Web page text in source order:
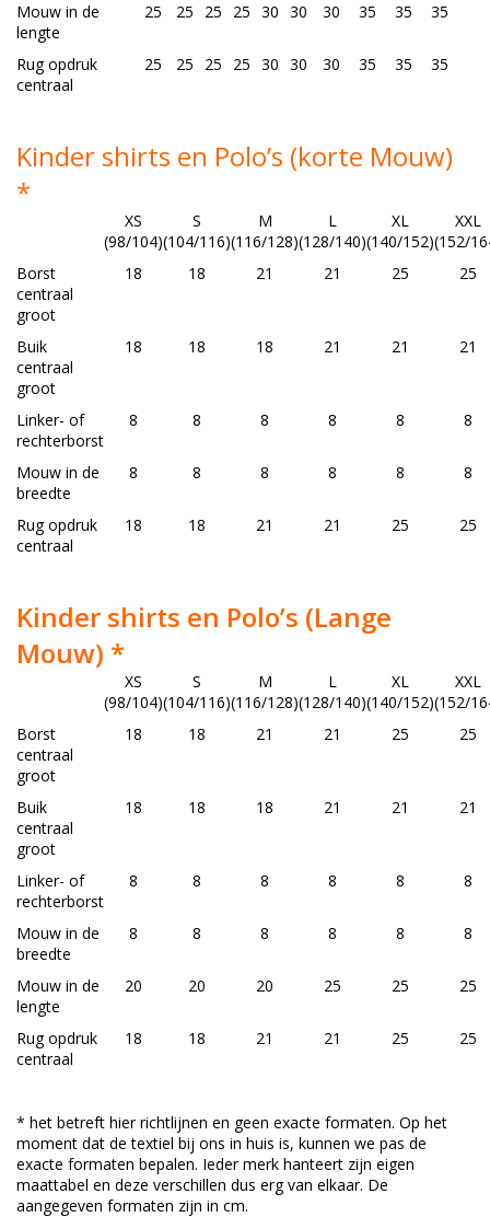
Mouw in de
lengte
25 25 25 25 30 30 30 35 35 35
Rug opdruk
centraal
25 25 25 25 30 30 30 35 35 35
Kinder shirts en Polo’s (korte Mouw)
*
XS
(98/104)
S
(104/116)
M
(116/128)
L
(128/140)
XL
(140/152)
XXL
(152/
Borst
centraal
groot
18 18 21 21 25 25
Buik
centraal
groot
18 18 18 21 21 21
Linker- of
rechterborst
8 8 8 8 8 8
Mouw in de
breedte
8 8 8 8 8 8
Rug opdruk
centraal
18 18 21 21 25 25
Kinder shirts en Polo’s (Lange
Mouw) *
XS
(98/104)
S
(104/116)
M
(116/128)
L
(128/140)
XL
(140/152)
XXL
(152/
Borst
centraal
groot
18 18 21 21 25 25
Buik
centraal
groot
18 18 18 21 21 21
Linker- of
rechterborst
8 8 8 8 8 8
Mouw in de
breedte
8 8 8 8 8 8
Mouw in de
lengte
20 20 20 25 25 25
Rug opdruk
centraal
18 18 21 21 25 25
* het betreft hier richtlijnen en geen exacte formaten. Op het
moment dat de textiel bij ons in huis is, kunnen we pas de
exacte formaten bepalen. Ieder merk hanteert zijn eigen
maattabel en deze verschillen dus erg van elkaar. De
aangegeven formaten zijn in cm.